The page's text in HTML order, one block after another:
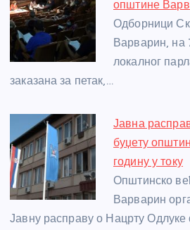
o
o
k
g
er
p
p
e
општине
Одборници
Варварин, на
локалног
заказана за петак,…
Јавна
буџету
годину у току
Општинско
Варварин
Јавну расправу о Нацрту